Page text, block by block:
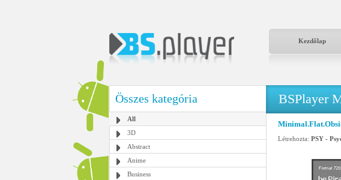
Kezdőlap
Összes kategória
All
3D
Abstract
Anime
Business
BSPlayer
Létrehozta: PSY -